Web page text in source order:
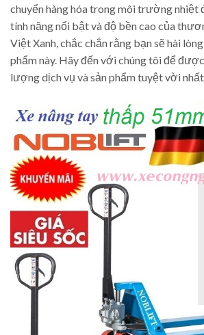
chuyển hàng hóa trong môi trường nhiệt
tính năng nổi bật và độ bền cao của
Việt Xanh, chắc chắn rằng bạn sẽ hài
phẩm này. Hãy đến với chúng tôi để
lượng dịch vụ và sản phẩm tuyệt vời